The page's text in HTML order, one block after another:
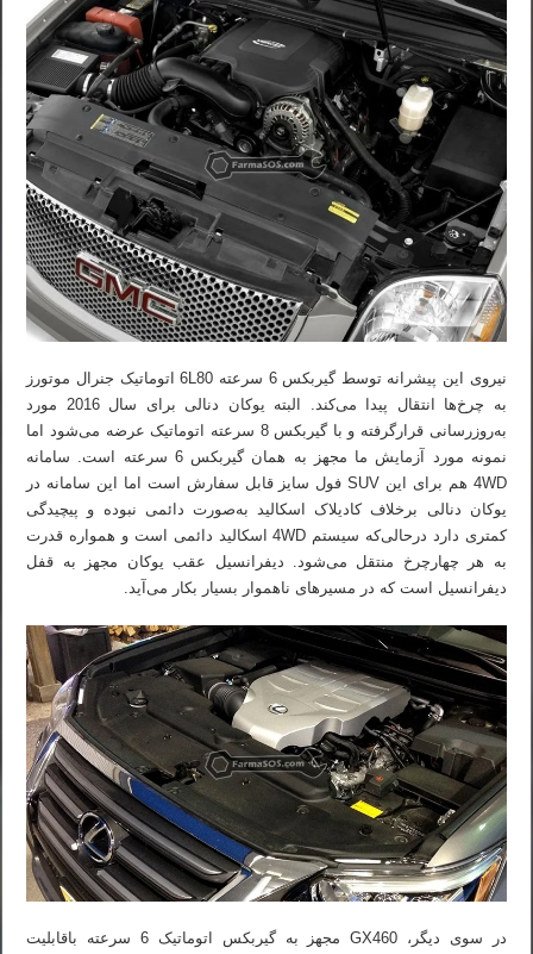
نیروی این پیشرانه توسط گیربکس 6 سرعته 6L80 اتوماتیک جنرال موتورز
به چرخ‌ها انتقال پیدا می‌کند. البته یوکان دنالی برای سال 2016 مورد
به‌روزرسانی قرارگرفته و با گیربکس 8 سرعته اتوماتیک عرضه می‌شود اما
نمونه مورد آزمایش ما مجهز به همان گیربکس 6 سرعته است. سامانه
4WD هم برای این SUV فول سایز قابل سفارش است اما این سامانه در
یوکان دنالی برخلاف کادیلاک اسکالید به‌صورت دائمی نبوده و پیچیدگی
کمتری دارد درحالی‌که سیستم 4WD اسکالید دائمی است و همواره قدرت
به هر چهارچرخ منتقل می‌شود. دیفرانسیل عقب یوکان مجهز به قفل
دیفرانسیل است که در مسیرهای ناهموار بسیار بکار می‌آید.
در سوی دیگر، GX460 مجهز به گیربکس اتوماتیک 6 سرعته باقابلیت